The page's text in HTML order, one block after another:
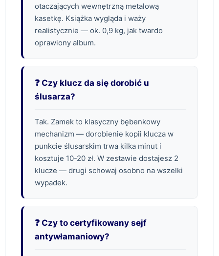
otaczających wewnętrzną metalową
kasetkę. Książka wygląda i waży
realistycznie — ok. 0,9 kg, jak twardo
oprawiony album.
❓ Czy klucz da się dorobić u
ślusarza?
Tak. Zamek to klasyczny bębenkowy
mechanizm — dorobienie kopii klucza w
punkcie ślusarskim trwa kilka minut i
kosztuje 10-20 zł. W zestawie dostajesz 2
klucze — drugi schowaj osobno na wszelki
wypadek.
❓ Czy to certyfikowany sejf
antywłamaniowy?